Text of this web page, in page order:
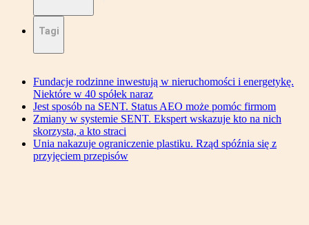
Tagi
Fundacje rodzinne inwestują w nieruchomości i energetykę.
Niektóre w 40 spółek naraz
Jest sposób na SENT. Status AEO może pomóc firmom
Zmiany w systemie SENT. Ekspert wskazuje kto na nich
skorzysta, a kto straci
Unia nakazuje ograniczenie plastiku. Rząd spóźnia się z
przyjęciem przepisów